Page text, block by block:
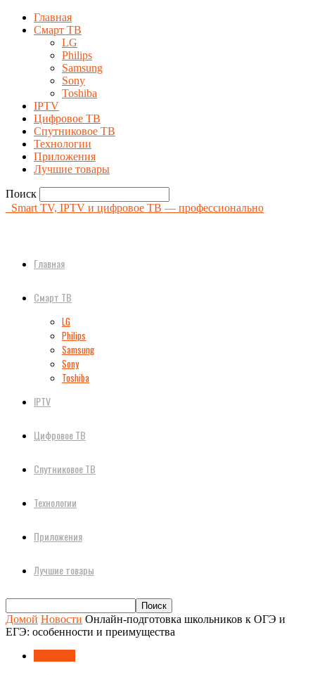
Главная
Смарт ТВ
LG
Philips
Samsung
Sony
Toshiba
IPTV
Цифровое ТВ
Спутниковое ТВ
Технологии
Приложения
Лучшие товары
Поиск
Smart TV, IPTV и цифровое ТВ — профессионально
Главная
Смарт ТВ
LG
Philips
Samsung
Sony
Toshiba
IPTV
Цифровое ТВ
Спутниковое ТВ
Технологии
Приложения
Лучшие товары
Домой Новости Онлайн-подготовка школьников к ОГЭ и
ЕГЭ: особенности и преимущества